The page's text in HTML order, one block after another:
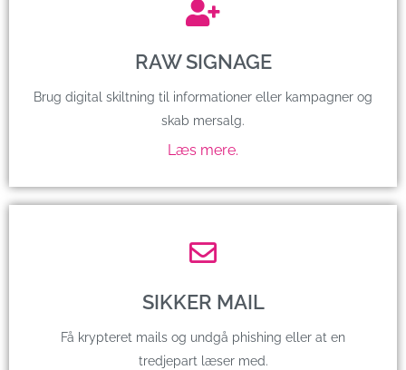
RAW SIGNAGE
Brug digital skiltning til informationer eller kampagner og
skab mersalg.
Læs mere.
SIKKER MAIL
Få krypteret mails og undgå phishing eller at en
tredjepart læser med.